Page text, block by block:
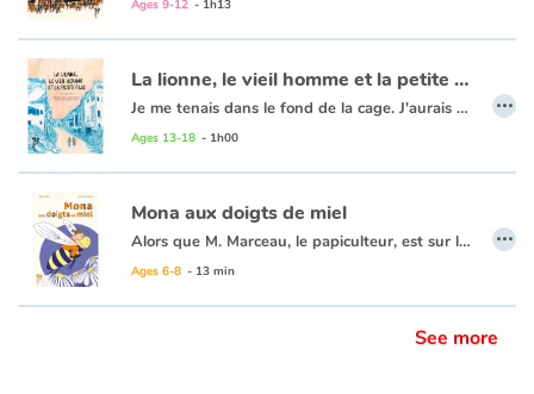
Ages 9-12 - 1h13
La lionne, le vieil homme et la petite fille
Je me tenais dans le fond de la cage. J'aurais voulu pousser le mur de béton et passer au travers des barreaux. J'ai fermé les yeux. J'aurais voulu me réveiller là-bas, en Afrique, au beau milieu de la savane où, avant, je courais en toute liberté." Dans un zoo d'une grande ville du Moyen-Orient en proie à la guerre, Labiwa la lionne est piégée dans sa cage. Maya, la petite fille, et le vieil Hamid parviendront-ils à la délivrer ?
Ages 13-18 - 1h00
…
Mona aux doigts de miel
Alors que M. Marceau, le papiculteur, est sur le point de nous raconter comment il récolte le miel, une toute petite voix murmure à mon oreille : Le miel, bientôt tu n’en verras plus la couleur ! Tu n’en goûteras plus la saveur. Les hommes nous tuent à petit feu.
Ages 6-8 - 13 min
…
See more